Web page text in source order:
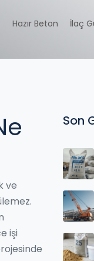
Hazır Beton İlaç
ve
işi
Son